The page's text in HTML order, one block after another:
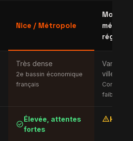
Nice / Métropole
Très dense
2e bassin économique
français
Variable
villes
faible
check_circle
Élevée, attentes
fortes
warning